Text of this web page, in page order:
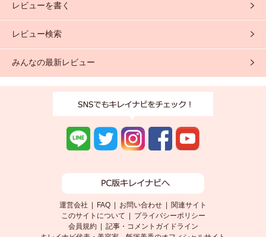
レビューを書く
レビュー検索
みんなの最新レビュー
運営会社 FAQ お問い合わせ
関連サイト
このサイトについて
プライバシーポリシー
会員規約| 記事・コメントガイドライン